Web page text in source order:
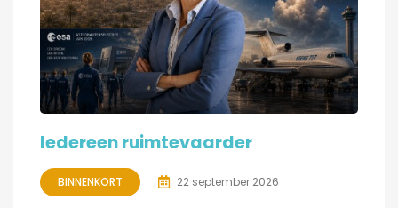
Iedereen ruimtevaarder
BINNENKORT 22 september 2026